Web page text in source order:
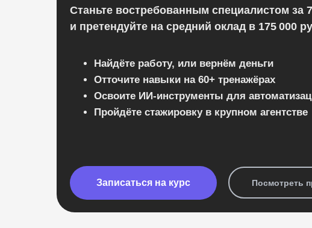
Записаться на курс Посмотреть
Найдёте работу, или вернём деньги
Отточите навыки на 60+ тренажёрах
Освоите ИИ-инструменты для
Пройдёте стажировку в крупном агентстве
Станьте востребованным специалистом за
и претендуйте на средний оклад в 175 000